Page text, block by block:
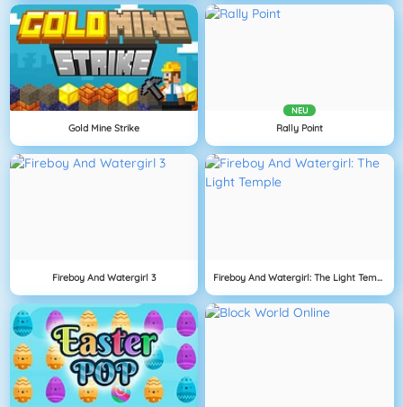
Gold Mine Strike
NEU
Rally Point
Fireboy And Watergirl 3 Fireboy And Watergirl: The Light Temple